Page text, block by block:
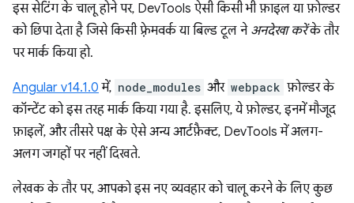
इस सेटिंग के चालू होने पर, DevTools ऐसी किसी भी फ़ाइल या फ़ोल्डर
को छिपा देता है जिसे किसी फ़्रेमवर्क या बिल्ड टूल ने अनदेखा करेंके तौर
पर मार्क किया हो.
Angular v14.1.0 में, node_modules और webpack फ़ोल्डर के
कॉन्टेंट को इस तरह मार्क किया गया है. इसलिए, ये फ़ोल्डर, इनमें मौजूद
फ़ाइलें, और तीसरे पक्ष के ऐसे अन्य आर्टफ़ैक्ट, DevTools में अलग-
अलग जगहों पर नहीं दिखते.
लेखक के तौर पर, आपको इस नए व्यवहार को चालू करने के लिए कुछ